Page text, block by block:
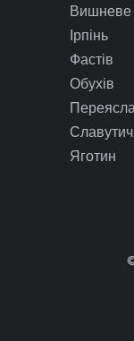
Вишневе
Ірпінь
Фастів
Обухів
Славутич
Яготин